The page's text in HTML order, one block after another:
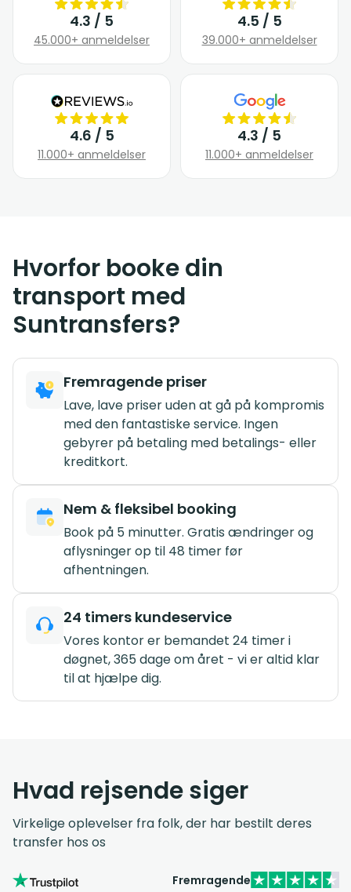
4.3 / 5
45.000+ anmeldelser
4.5 / 5
39.000+ anmeldelser
4.6 / 5
11.000+ anmeldelser
4.3 / 5
11.000+ anmeldelser
Hvorfor booke din
transport med
Suntransfers?
Fremragende priser
Lave, lave priser uden at gå på kompromis
med den fantastiske service. Ingen
gebyrer på betaling med betalings- eller
kreditkort.
Nem & fleksibel booking
Book på 5 minutter. Gratis ændringer og
aflysninger op til 48 timer før
afhentningen.
24 timers kundeservice
Vores kontor er bemandet 24 timer i
døgnet, 365 dage om året - vi er altid klar
til at hjælpe dig.
Hvad rejsende siger
Virkelige oplevelser fra folk, der har bestilt deres
transfer hos os
Fremragende